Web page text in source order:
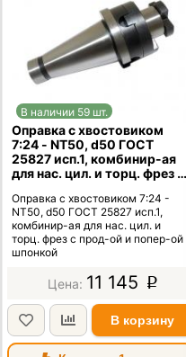
В наличии 59 шт.
Оправка с хвостовиком
7:24 - NT50, d50 ГОСТ
25827 исп.1, комбинир-ая
для нас. цил. и торц. фрез с
шпонкой
Оправка с хвостовиком 7:24 -
NT50, d50 ГОСТ 25827 исп.1,
комбинир-ая для нас. цил. и
торц. фрез с прод-ой и попер-ой
шпонкой
11 145 p
В корзину